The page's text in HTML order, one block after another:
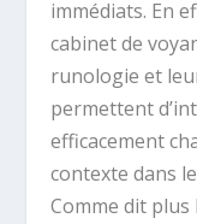
immédiats. En
cabinet de
runologie et
permettent
efficacement
contexte dans
Comme dit